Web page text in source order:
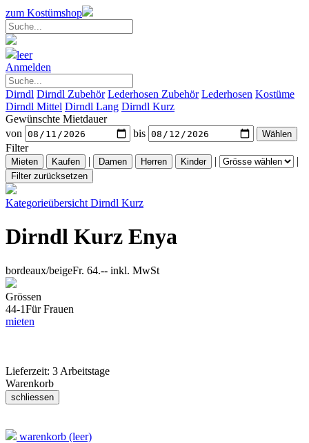
zum Kostümshop
leer
Anmelden
Dirndl Dirndl Zubehör Lederhosen Zubehör Lederhosen Kostüme
Dirndl Mittel Dirndl Lang Dirndl Kurz
Gewünschte Mietdauer
von
bis
Filter
|
| |
Kategorieübersicht Dirndl Kurz
Dirndl Kurz Enya
bordeaux/beigeFr. 64.-- inkl. MwSt
Grössen
44-1Für Frauen
mieten
Lieferzeit: 3 Arbeitstage
Warenkorb
warenkorb (leer)